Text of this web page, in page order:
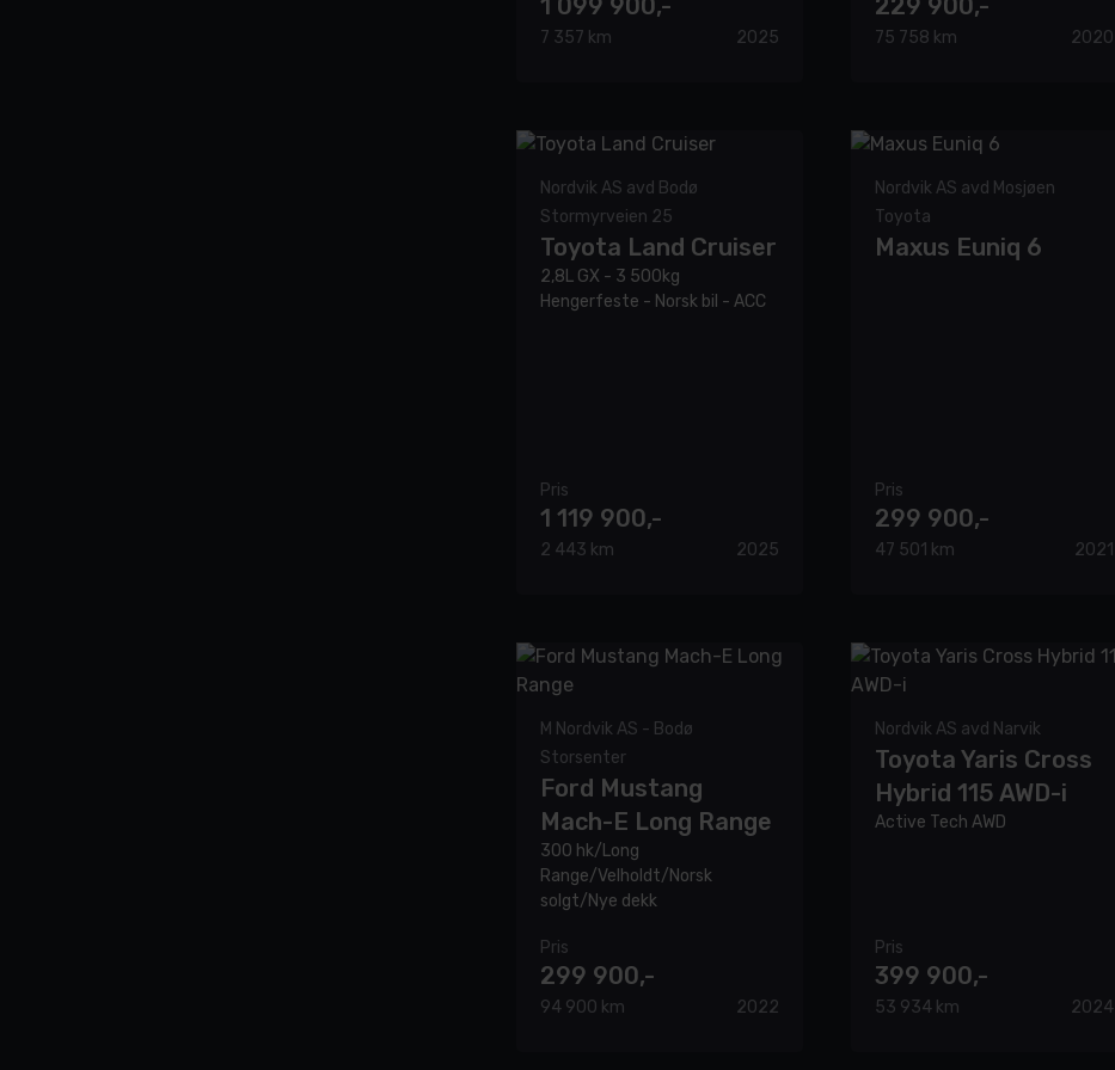
1 099 900,-
7 357 km 2025
229 900,-
75 758 km 2020
Nordvik AS avd Bodø
Stormyrveien 25
Toyota Land Cruiser
2,8L GX - 3 500kg
Hengerfeste - Norsk bil - ACC
Pris
1 119 900,-
2 443 km 2025
Nordvik AS avd Mosjøen
Toyota
Maxus Euniq 6
Pris
299 900,-
47 501 km 2021
M Nordvik AS - Bodø
Storsenter
Ford Mustang
Mach-E Long Range
300 hk/Long
Range/Velholdt/Norsk
solgt/Nye dekk
Pris
299 900,-
94 900 km 2022
Nordvik AS avd Narvik
Toyota Yaris Cross
Hybrid 115 AWD-i
Active Tech AWD
Pris
399 900,-
53 934 km 2024